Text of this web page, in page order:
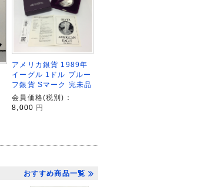
アメリカ銀貨 1989年
イーグル 1ドル プルー
フ銀貨 Sマーク 完未品
会員価格(税別)：
8,000 円
おすすめ商品一覧